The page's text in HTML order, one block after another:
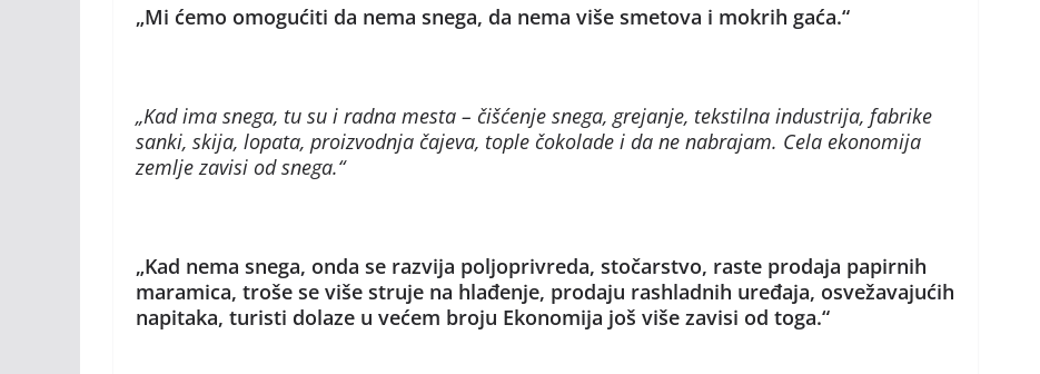
„Mi ćemo omogućiti da nema snega, da nema više smetova i mokrih gaća.“
„Kad ima snega, tu su i radna mesta – čišćenje snega, grejanje, tekstilna industrija, fabrike
sanki, skija, lopata, proizvodnja čajeva, tople čokolade i da ne nabrajam. Cela ekonomija
zemlje zavisi od snega.“
„Kad nema snega, onda se razvija poljoprivreda, stočarstvo, raste prodaja papirnih
maramica, troše se više struje na hlađenje, prodaju rashladnih uređaja, osvežavajućih
napitaka, turisti dolaze u većem broju Ekonomija još više zavisi od toga.“